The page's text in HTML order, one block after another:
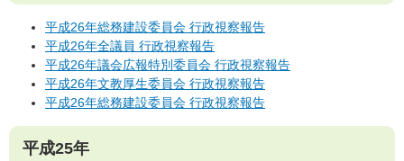
平成26年総務建設委員会 行政視察報告
平成26年全議員 行政視察報告
平成26年議会広報特別委員会 行政視察報告
平成26年文教厚生委員会 行政視察報告
平成26年総務建設委員会 行政視察報告
平成25年